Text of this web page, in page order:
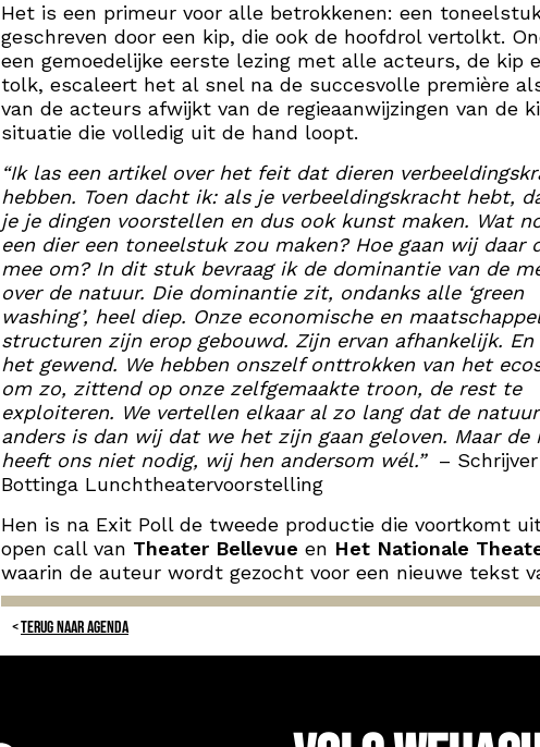
Het is een primeur voor alle betrokkenen: een
geschreven door een kip, die ook de hoofdrol vertolkt.
een gemoedelijke eerste lezing met alle acteurs, de kip
tolk, escaleert het al snel na de succesvolle première
van de acteurs afwijkt van de regieaanwijzingen van de
situatie die volledig uit de hand loopt.
“Ik las een artikel over het feit dat dieren
hebben. Toen dacht ik: als je verbeeldingskracht hebt,
je je dingen voorstellen en dus ook kunst maken. Wat
een dier een toneelstuk zou maken? Hoe gaan wij daar
mee om? In dit stuk bevraag ik de dominantie van de
over de natuur. Die dominantie zit, ondanks alle ‘green
washing’, heel diep. Onze economische en
structuren zijn erop gebouwd. Zijn ervan afhankelijk.
het gewend. We hebben onszelf onttrokken van het
om zo, zittend op onze zelfgemaakte troon, de rest te
exploiteren. We vertellen elkaar al zo lang dat de
anders is dan wij dat we het zijn gaan geloven. Maar de
heeft ons niet nodig, wij hen andersom wél.” –
Bottinga Lunchtheatervoorstelling
Hen is na Exit Poll de tweede productie die voortkomt
open call van Theater Bellevue en Het Nationale
waarin de auteur wordt gezocht voor een nieuwe tekst
TERUG NAAR AGENDA